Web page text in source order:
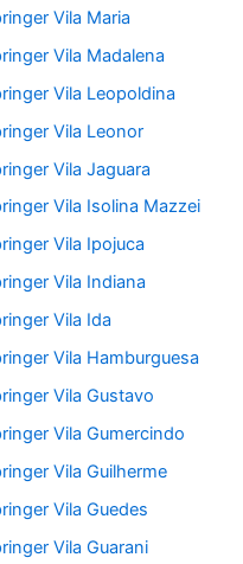
Vila Maria
Vila Madalena
Vila Leopoldina
Vila Leonor
Vila Jaguara
Vila Isolina Mazzei
Vila Ipojuca
Vila Indiana
Vila Ida
Vila Hamburguesa
Vila Gustavo
Vila Gumercindo
Vila Guilherme
Vila Guedes
Vila Guarani